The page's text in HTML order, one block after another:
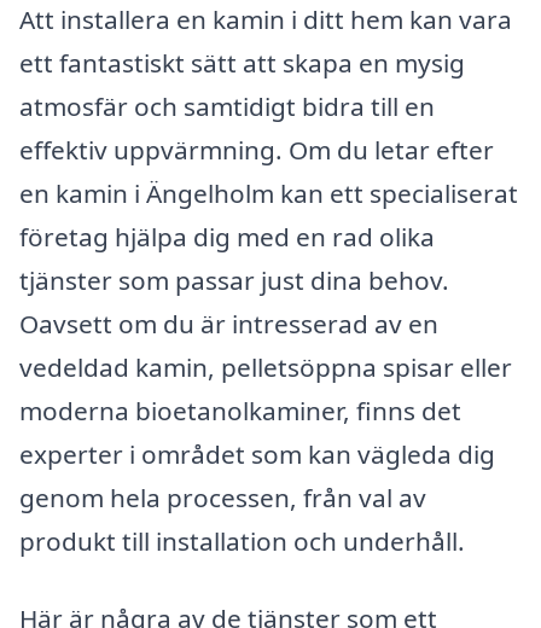
Att installera en kamin i ditt hem kan vara
ett fantastiskt sätt att skapa en mysig
atmosfär och samtidigt bidra till en
effektiv uppvärmning. Om du letar efter
en kamin i Ängelholm kan ett specialiserat
företag hjälpa dig med en rad olika
tjänster som passar just dina behov.
Oavsett om du är intresserad av en
vedeldad kamin, pelletsöppna spisar eller
moderna bioetanolkaminer, finns det
experter i området som kan vägleda dig
genom hela processen, från val av
produkt till installation och underhåll.
Här är några av de tjänster som ett